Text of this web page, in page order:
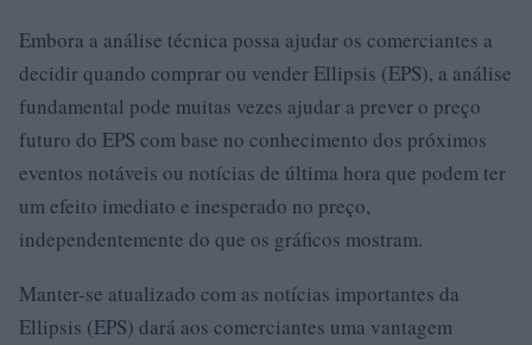
Embora a análise técnica possa ajudar os comerciantes a
decidir quando comprar ou vender Ellipsis (EPS), a análise
fundamental pode muitas vezes ajudar a prever o preço
futuro do EPS com base no conhecimento dos próximos
eventos notáveis ​​ou notícias de última hora que podem ter
um efeito imediato e inesperado no preço,
independentemente do que os gráficos mostram.
Manter-se atualizado com as notícias importantes da
Ellipsis (EPS) dará aos comerciantes uma vantagem